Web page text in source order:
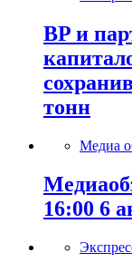
BP и
тонн
Медиа
16:00 6